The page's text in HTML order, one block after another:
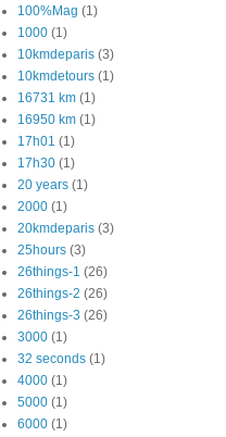
100%Mag (1)
1000 (1)
10kmdeparis (3)
10kmdetours (1)
16731 km (1)
16950 km (1)
17h01 (1)
17h30 (1)
20 years (1)
2000 (1)
20kmdeparis (3)
25hours (3)
26things-1 (26)
26things-2 (26)
26things-3 (26)
3000 (1)
32 seconds (1)
4000 (1)
5000 (1)
6000 (1)